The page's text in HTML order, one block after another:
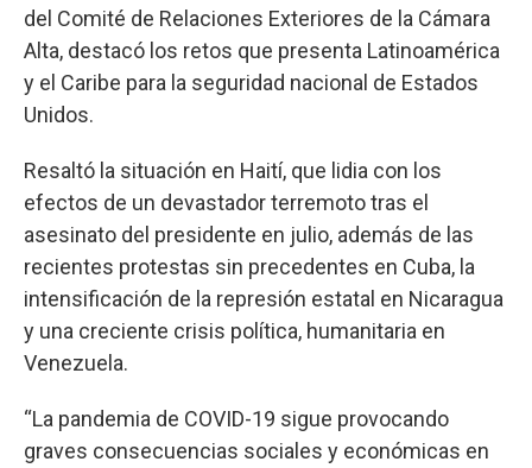
del Comité de Relaciones Exteriores de la Cámara
Alta, destacó los retos que presenta Latinoamérica
y el Caribe para la seguridad nacional de Estados
Unidos.
Resaltó la situación en Haití, que lidia con los
efectos de un devastador terremoto tras el
asesinato del presidente en julio, además de las
recientes protestas sin precedentes en Cuba, la
intensificación de la represión estatal en Nicaragua
y una creciente crisis política, humanitaria en
Venezuela.
“La pandemia de COVID-19 sigue provocando
graves consecuencias sociales y económicas en